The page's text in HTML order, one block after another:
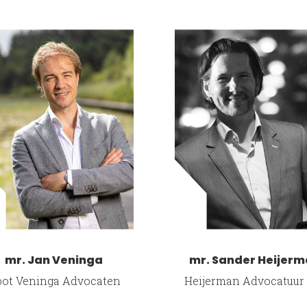
Sander Heijerman
Advocatuur B.V.
mw. mr. Barbara
Bout Advocaten